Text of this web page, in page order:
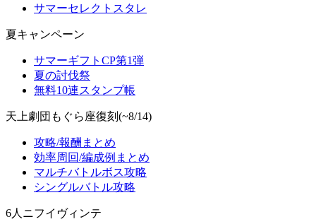
サマーセレクトスタレ
夏キャンペーン
サマーギフトCP第1弾
夏の討伐祭
無料10連スタンプ帳
天上劇団もぐら座復刻(~8/14)
攻略/報酬まとめ
効率周回/編成例まとめ
マルチバトルボス攻略
シングルバトル攻略
6人ニフイヴィンテ